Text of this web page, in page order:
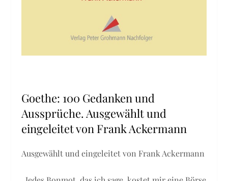
Goethe: 100 Gedanken und
Aussprüche. Ausgewählt und
eingeleitet von Frank Ackermann
Ausgewählt und eingeleitet von Frank Ackermann